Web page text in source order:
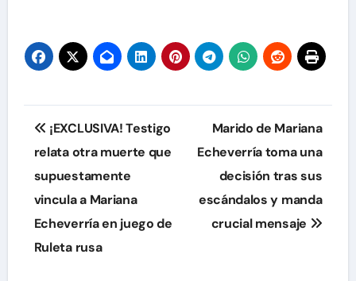
Navegación
de
entradas
¡EXCLUSIVA! Testigo
relata otra muerte que
supuestamente
vincula a Mariana
Echeverría en juego de
Ruleta rusa
Marido de Mariana
Echeverría toma una
decisión tras sus
escándalos y manda
crucial mensaje